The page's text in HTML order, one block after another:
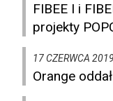
FIBEE I i
projekty
17 CZERWCA
Orange